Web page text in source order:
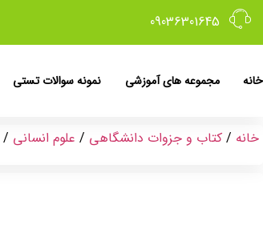
09036301645
خانه مجموعه های آموزشی نمونه سوالات تستی
خانه / کتاب و جزوات دانشگاهی / علوم انسانی /